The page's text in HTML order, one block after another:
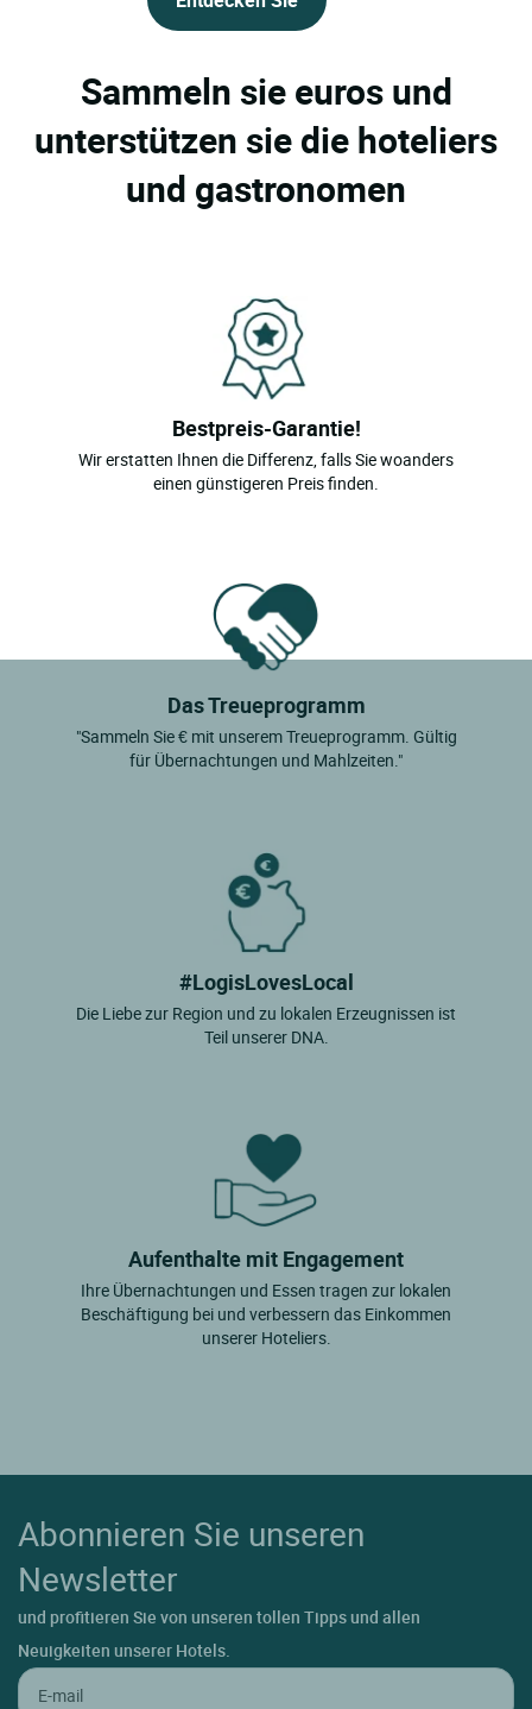
Sammeln sie euros und
unterstützen sie die hoteliers
und gastronomen
Bestpreis-Garantie!
Wir erstatten Ihnen die Differenz, falls Sie woanders
einen günstigeren Preis finden.
Das Treueprogramm
"Sammeln Sie € mit unserem Treueprogramm. Gültig
für Übernachtungen und Mahlzeiten."
#LogisLovesLocal
Die Liebe zur Region und zu lokalen Erzeugnissen ist
Teil unserer DNA.
Aufenthalte mit Engagement
Ihre Übernachtungen und Essen tragen zur lokalen
Beschäftigung bei und verbessern das Einkommen
unserer Hoteliers.
Abonnieren Sie unseren
Newsletter
und profitieren Sie von unseren tollen Tipps und allen
Neuigkeiten unserer Hotels.